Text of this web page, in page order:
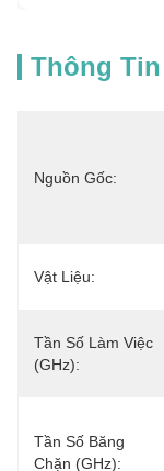
Thông
Nguồn Gốc:
Vật Liệu:
Tần Số Làm Việc
(GHz):
Tần Số Băng
Chặn (GHz):